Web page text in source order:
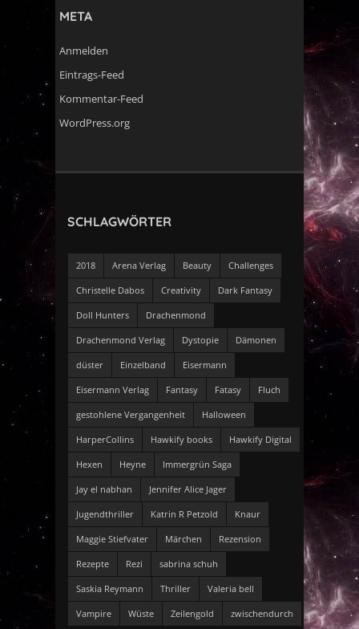
META
Anmelden
Eintrags-Feed
Kommentar-Feed
WordPress.org
SCHLAGWÖRTER
2018 Arena Verlag Beauty Challenges
Christelle Dabos Creativity Dark Fantasy
Doll Hunters Drachenmond
Drachenmond Verlag Dystopie Dämonen
düster Einzelband Eisermann
Eisermann Verlag Fantasy Fatasy Fluch
gestohlene Vergangenheit Halloween
HarperCollins Hawkify books Hawkify Digital
Hexen Heyne Immergrün Saga
Jay el nabhan Jennifer Alice Jager
Jugendthriller Katrin R Petzold Knaur
Maggie Stiefvater Märchen Rezension
Rezepte Rezi sabrina schuh
Saskia Reymann Thriller Valeria bell
Vampire Wüste Zeilengold zwischendurch